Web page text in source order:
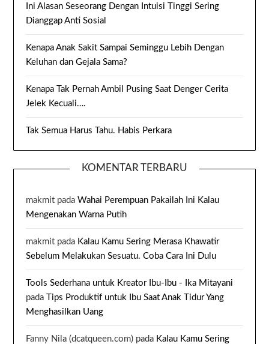
Ini Alasan Seseorang Dengan Intuisi Tinggi Sering
Dianggap Anti Sosial
Kenapa Anak Sakit Sampai Seminggu Lebih Dengan
Keluhan dan Gejala Sama?
Kenapa Tak Pernah Ambil Pusing Saat Denger Cerita
Jelek Kecuali….
Tak Semua Harus Tahu. Habis Perkara
KOMENTAR TERBARU
makmit padaWahai Perempuan Pakailah Ini Kalau
Mengenakan Warna Putih
makmit pada Kalau Kamu Sering Merasa Khawatir
Sebelum Melakukan Sesuatu. Coba Cara Ini Dulu
Tools Sederhana untuk Kreator Ibu-Ibu - Ika Mitayani
pada
Tips Produktif untuk Ibu Saat Anak Tidur Yang
Menghasilkan Uang
Fanny Nila (dcatqueen.com) pada Kalau Kamu Sering